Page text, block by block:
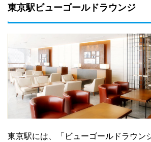
東京駅ビューゴールドラウンジ
東京駅には、「ビューゴールドラウン